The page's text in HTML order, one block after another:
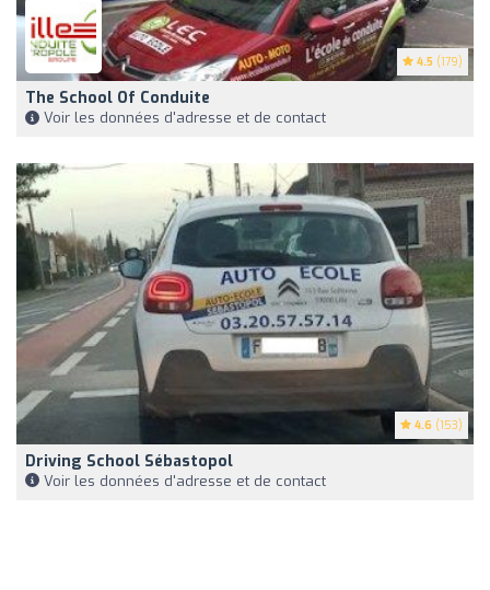
4.5 (179)
The School Of Conduite
Voir les données d'adresse et de contact
4.6 (153)
Driving School Sébastopol
Voir les données d'adresse et de contact